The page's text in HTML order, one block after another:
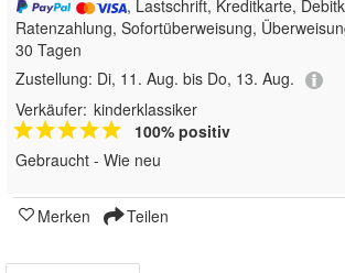
, Lastschrift, Kreditkarte,
Ratenzahlung, Sofortüberweisung,
30 Tagen
Zustellung: Di, 11. Aug. bis Do, 13. Aug.
Verkäufer: kinderklassiker
100% positiv
Gebraucht - Wie neu
Merken Teilen